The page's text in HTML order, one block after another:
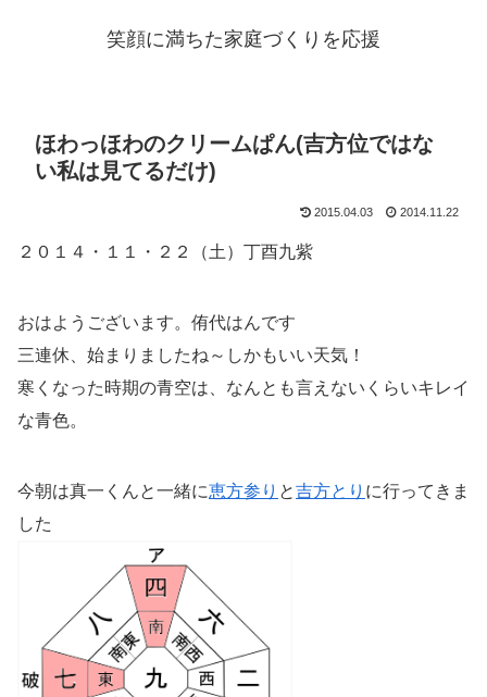
笑顔に満ちた家庭づくりを応援
ほわっほわのクリームぱん(吉方位ではな
い私は見てるだけ)
2015.04.03 2014.11.22
２０１４・１１・２２（土）丁酉九紫
おはようございます。侑代はんです
三連休、始まりましたね～しかもいい天気！
寒くなった時期の青空は、なんとも言えないくらいキレイ
な青色。
今朝は真一くんと一緒に恵方参り と吉方とり に行ってきま
した